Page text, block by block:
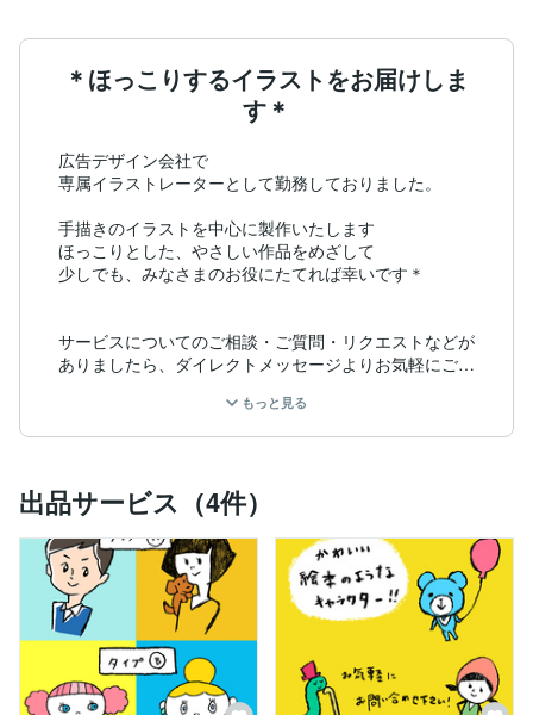
＊ほっこりするイラストをお届けしま
す＊
広告デザイン会社で
専属イラストレーターとして勤務しておりました。
手描きのイラストを中心に製作いたします
ほっこりとした、やさしい作品をめざして
少しでも、みなさまのお役にたてれば幸いです＊
サービスについてのご相談・ご質問・リクエストなどが
ありましたら、ダイレクトメッセージよりお気軽にご相
☺ ☺ ☺
もっと見る
出品サービス（4件）